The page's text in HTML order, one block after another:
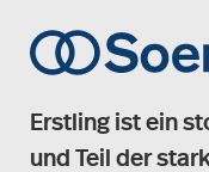
Erstling ist ein
und Teil der